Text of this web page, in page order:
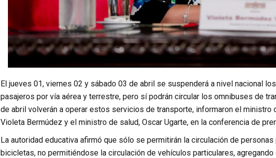
El jueves 01, viernes 02 y sábado 03 de abril se suspenderá a nivel nacional
pasajeros por vía aérea y terrestre, pero sí podrán circular los omnibuses de
de abril volverán a operar estos servicios de transporte, informaron el ministro
Violeta Bermúdez y el ministro de salud, Oscar Ugarte, en la conferencia de
La autoridad educativa afirmó que sólo se permitirán la circulación de
bicicletas, no permitiéndose la circulación de vehículos particulares,